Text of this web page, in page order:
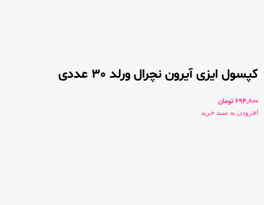
کپسول ایزی آیرون نچرال ورلد 30 عددی
694,800تومان
افزودن به سبد خرید